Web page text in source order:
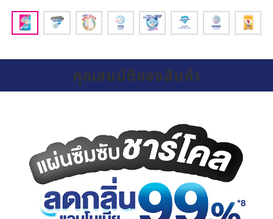
คุณสมบัติของสินค้า